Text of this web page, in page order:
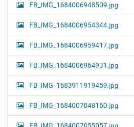
FB_IMG_1684006948509.jpg
FB_IMG_1684006954344.jpg
FB_IMG_1684006959417.jpg
FB_IMG_1684006964931.jpg
FB_IMG_1683911919459.jpg
FB_IMG_1684007048160.jpg
FB_IMG_1684007055057.jpg